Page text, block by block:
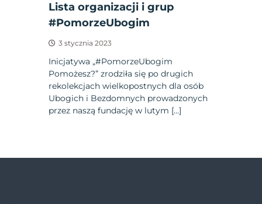
Lista organizacji i grup
#PomorzeUbogim
3 stycznia 2023
Inicjatywa „#PomorzeUbogim
Pomożesz?” zrodziła się po drugich
rekolekcjach wielkopostnych dla osób
Ubogich i Bezdomnych prowadzonych
przez naszą fundację w lutym […]